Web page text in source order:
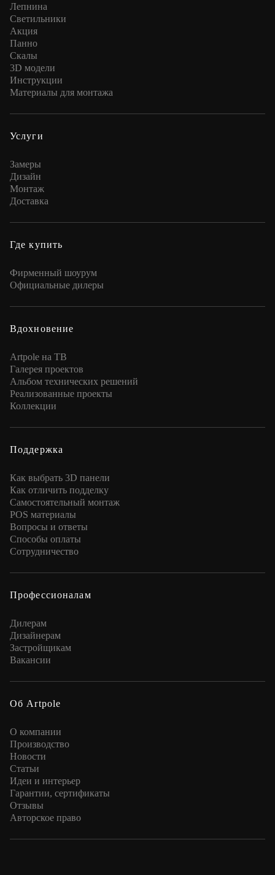
Лепнина
Cветильники
Акция
Панно
Скалы
3D модели
Инструкции
Материалы для монтажа
Услуги
Замеры
Дизайн
Монтаж
Доставка
Где купить
Фирменный шоурум
Официальные дилеры
Вдохновение
Artpole на ТВ
Галерея проектов
Альбом технических решений
Реализованные проекты
Коллекции
Поддержка
Как выбрать 3D панели
Как отличить подделку
Самостоятельный монтаж
POS материалы
Вопросы и ответы
Способы оплаты
Сотрудничество
Профессионалам
Дилерам
Дизайнерам
Застройщикам
Вакансии
Об Artpole
О компании
Производство
Новости
Статьи
Идеи и интерьер
Гарантии, сертификаты
Отзывы
Авторское право